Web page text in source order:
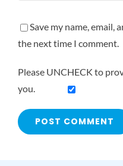
Save my name, email,
the next time I comment.
Please UNCHECK to
you.